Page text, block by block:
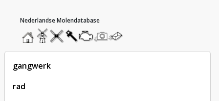
homemolendatabase
roedendatabase
assendatabase
motorendatabase
stuur
een
foto
stuur
een
bericht
gangwerk
rad